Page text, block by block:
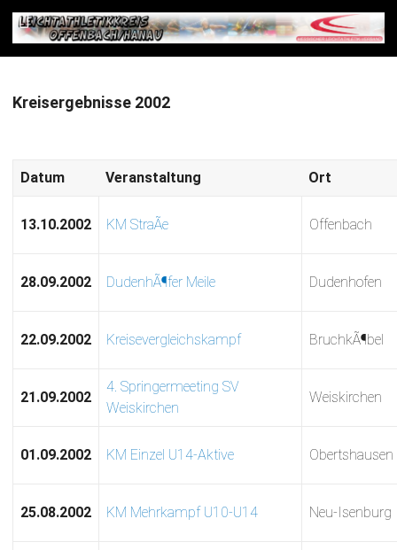
Kreisergebnisse 2002
Datum Veranstaltung Ort
13.10.2002 KM StraÃe Offenbach
28.09.2002 DudenhÃ¶fer Meile Dudenhofen
22.09.2002 Kreisevergleichskampf BruchkÃ¶bel
21.09.2002
4. Springermeeting SV
Weiskirchen
Weiskirchen
01.09.2002 KM Einzel U14-Aktive Obertshausen
25.08.2002 KM Mehrkampf U10-U14 Neu-Isenburg